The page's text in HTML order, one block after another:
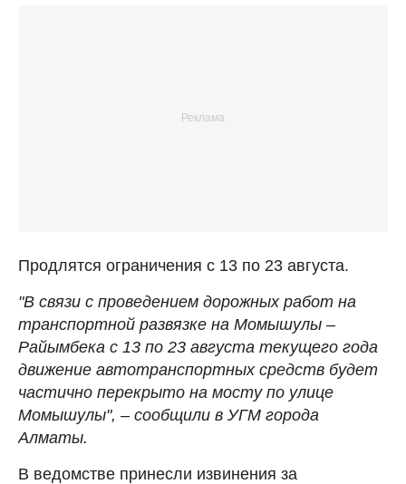
Продлятся ограничения с 13 по 23 августа.
"В связи с проведением дорожных работ на
транспортной развязке на Момышулы –
Райымбека с 13 по 23 августа текущего года
движение автотранспортных средств будет
частично перекрыто на мосту по улице
Момышулы", – сообщили в УГМ города
Алматы.
В ведомстве принесли извинения за